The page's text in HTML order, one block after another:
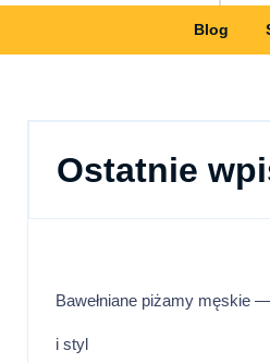
Blog
Ostatnie
Bawełniane piżamy męskie
i styl